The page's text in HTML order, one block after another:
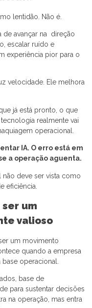
lentidão. Não é.
de avançar na direção
escalar ruído e
experiência pior para o
velocidade. Ele melhora
já está pronto, o que
realmente vai
operacional.
IA. O erro está em
a operação aguenta.
deve ser vista como
eficiência.
um
valioso
um movimento
quando a empresa
operacional.
base de
para sustentar decisões
na operação, mas entra